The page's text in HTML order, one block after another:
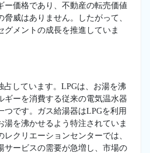
ー価格であり、不動産の転売価値
威はありません。したがって、
グメントの成長を推進していま
占しています。LPGは、お湯を沸
ギーを消費する従来の電気温水器
つです。ガス給湯器はLPGを利用
湯を沸かせるよう特注されていま
クリエーションセンターでは、
サービスの需要が急増し、市場の